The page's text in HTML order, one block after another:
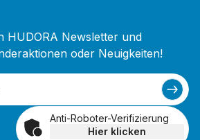
HUDORA Newsletter und
oder Neuigkeiten!
Anti-Roboter-Verifizierung
Hier klicken